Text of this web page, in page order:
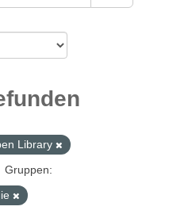
Library
Gruppen: